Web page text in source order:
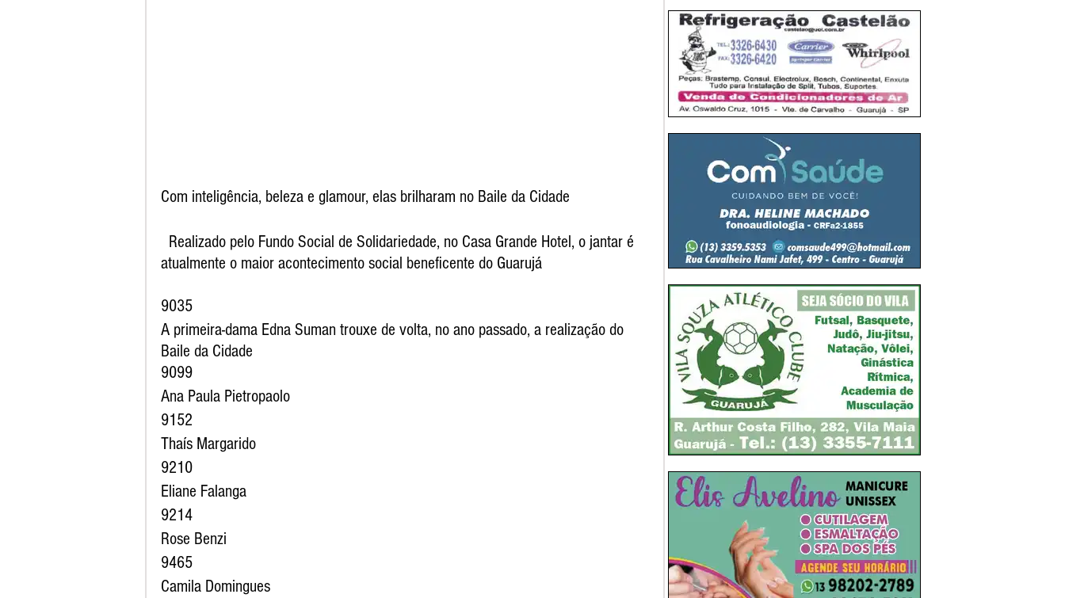
Com inteligência, beleza e glamour, elas brilharam no Baile da Cidade
atualmente o maior acontecimento social beneficente do Guarujá
9035
A primeira-dama Edna Suman trouxe de volta, no ano passado, a realização do
Baile da Cidade
9099
Ana Paula Pietropaolo
9152
Thaís Margarido
9210
Eliane Falanga
9214
Rose Benzi
9465
Camila Domingues